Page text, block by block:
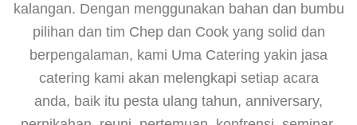
kalangan. Dengan menggunakan bahan dan bumbu
pilihan dan tim Chep dan Cook yang solid dan
berpengalaman, kami Uma Catering yakin jasa
catering kami akan melengkapi setiap acara
anda, baik itu pesta ulang tahun, anniversary,